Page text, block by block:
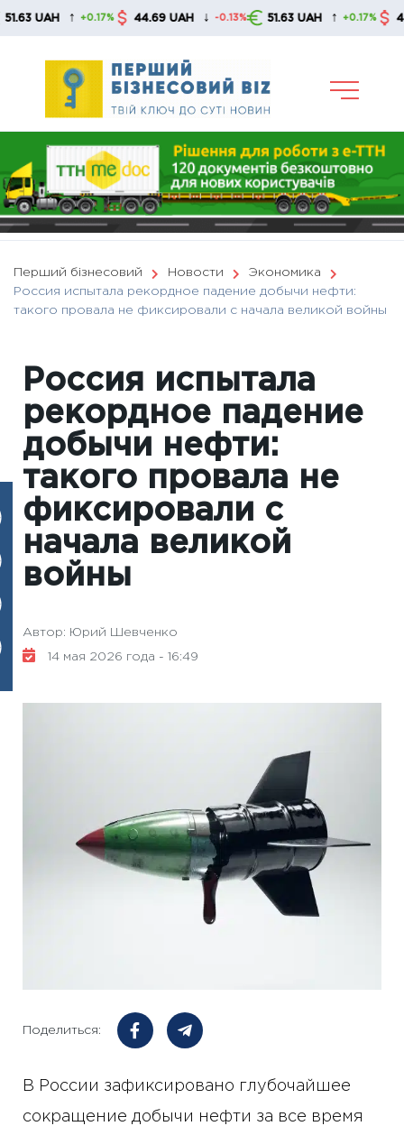
Skip
UAH ↑ +0.17% 44.69 UAH ↓ -0.13% 51.63 UAH ↑ +0.17% 44.69
Перший бізнесовий Новости
Экономика
Россия испытала рекордное падение добычи нефти:
такого провала не фиксировали с начала великой войны
Россия испытала
рекордное падение
добычи нефти:
такого провала не
фиксировали с
начала великой
войны
Автор: Юрий Шевченко
14 мая 2026 года - 16:49
Поделиться:
В России зафиксировано глубочайшее
сокращение добычи нефти за все время